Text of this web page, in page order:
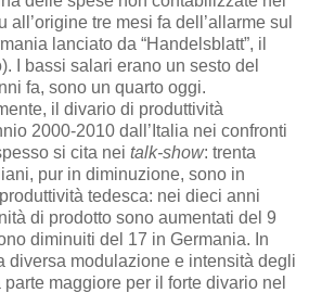
tre mesi fa dell’allarme sul
lanciato da “Handelsblatt”, il
I bassi salari erano un sesto del
fa, sono un quarto oggi.
il divario di produttività
2000-2010 dall’Italia nei confronti
si cita nei talk-show: trenta
pur in diminuzione, sono in
tedesca: nei dieci anni
di prodotto sono aumentati del 9
diminuiti del 17 in Germania. In
diversa modulazione e intensità degli
maggiore per il forte divario nel